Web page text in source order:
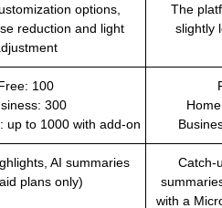
options,
reduction and light
The
slightly
100
300
up to 1000 with add-on
AI summaries
plans only)
Catch-
with a